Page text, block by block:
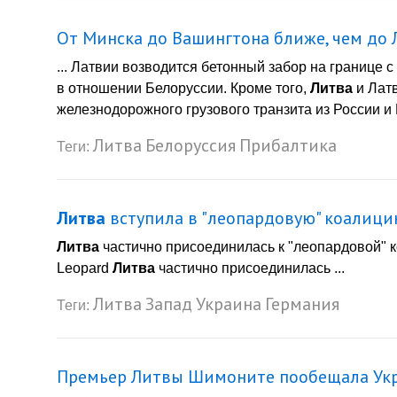
От Минска до Вашингтона ближе, чем до
... Латвии возводится бетонный забор на
в отношении Белоруссии. Кроме того, Литва и
железнодорожного грузового транзита из России
Теги: Литва Белоруссия Прибалтика
Литва вступила в "леопардовую"
Литва частично присоединилась к
Leopard Литва частично присоединилась ...
Теги: Литва ЗападУкраина Германия
Премьер Литвы Шимоните пообещала